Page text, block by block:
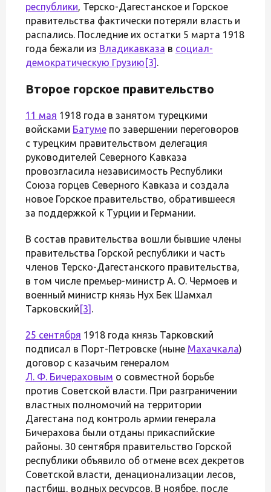
республики, Терско-Дагестанское и Горское
правительства фактически потеряли власть и
распались. Последние их остатки 5 марта 1918
года бежали из Владикавказа в социал-
демократическую Грузию [3] .
Второе горское правительство
11 мая 1918 года в занятом турецкими
войсками Батуме по завершении переговоров
с турецким правительством делегация
руководителей Северного Кавказа
провозгласила независимость Республики
Союза горцев Северного Кавказа и создала
новое Горское правительство, обратившееся
за поддержкой к Турции и Германии.
В состав правительства вошли бывшие члены
правительства Горской республики и часть
членов Терско-Дагестанского правительства,
в том числе премьер-министр А. О. Чермоев и
военный министр князь Нух Бек Шамхал
Тарковский [3] .
25 сентября 1918 года князь Тарковский
подписал в Порт-Петровске (ныне Махачкала)
договор с казачьим генералом
Л. Ф. Бичераховым о совместной борьбе
против Советской власти. При разграничении
властных полномочий на территории
Дагестана под контроль армии генерала
Бичерахова были отданы прикаспийские
районы. 30 сентября правительство Горской
республики объявило об отмене всех декретов
Советской власти, денационализации лесов,
пастбищ, водных ресурсов. В ноябре, после